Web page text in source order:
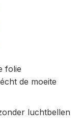
folie
de moeite
luchtbellen